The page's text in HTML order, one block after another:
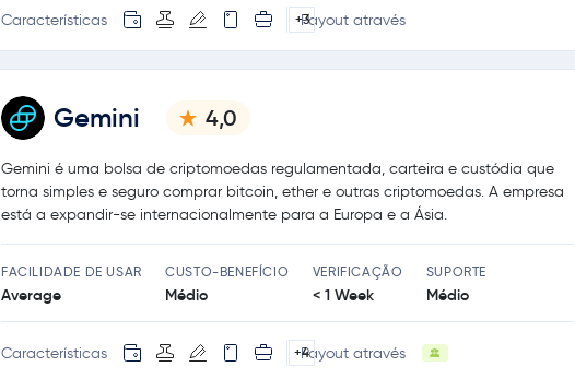
Características +3Payout através
Gemini 4,0
Gemini é uma bolsa de criptomoedas regulamentada, carteira e custódia que
torna simples e seguro comprar bitcoin, ether e outras criptomoedas. A empresa
está a expandir-se internacionalmente para a Europa e a Ásia.
FACILIDADE DE USAR
Average
CUSTO-BENEFÍCIO
Médio
VERIFICAÇÃO
< 1 Week
SUPORTE
Médio
Características +4Payout através